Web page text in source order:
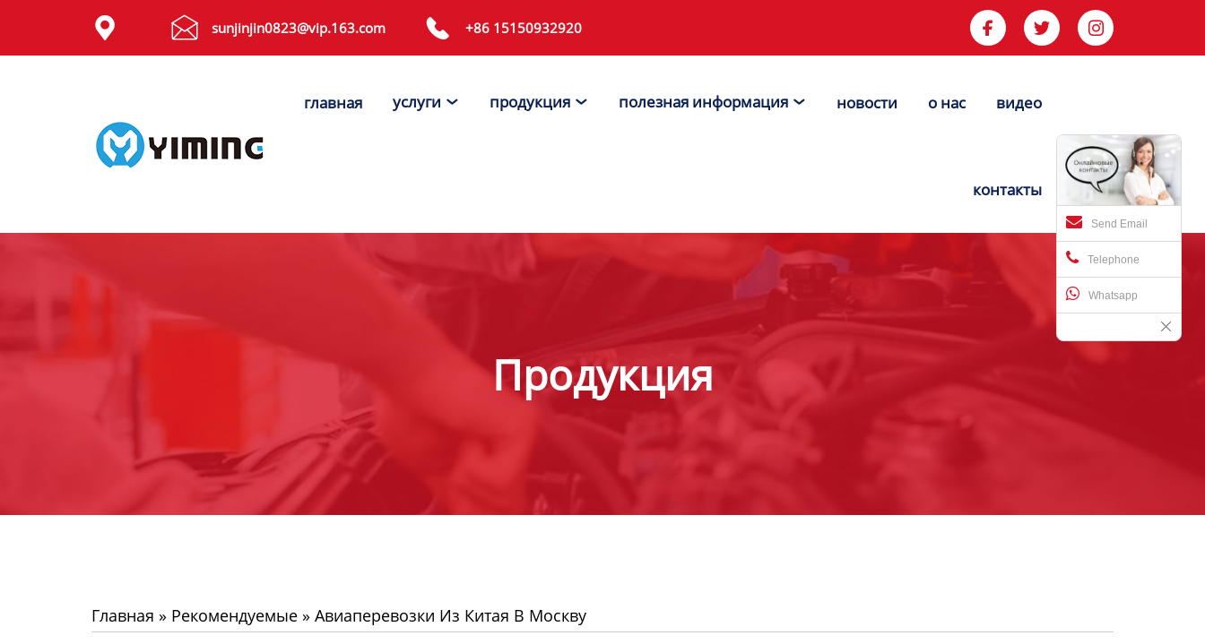
  sunjinjin0823@vip.163.com  +86 15150932920   
главная услуги  продукция  полезная информация  новости о нас видео
контакты

Send Email
Telephone
Whatsapp
Продукция
Главная » Рекомендуемые » Авиаперевозки Из Китая В Москву